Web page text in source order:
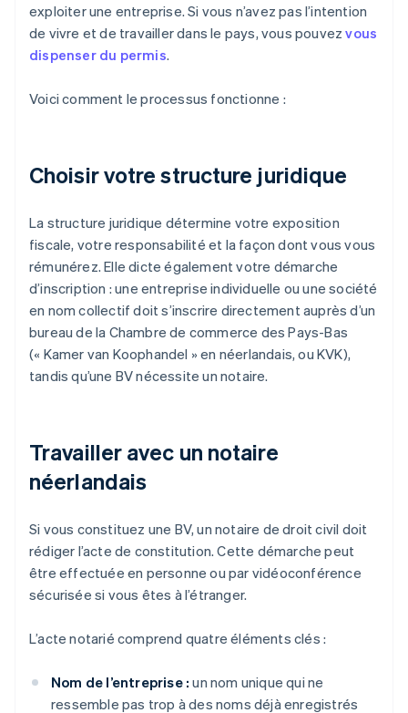
exploiter une entreprise. Si vous n’avez pas l’intention
de vivre et de travailler dans le pays, vous pouvezvous
dispenser du permis.
Voici comment le processus fonctionne :
Choisir votre structure juridique
La structure juridique détermine votre exposition
fiscale, votre responsabilité et la façon dont vous vous
rémunérez. Elle dicte également votre démarche
d’inscription : une entreprise individuelle ou une société
en nom collectif doit s’inscrire directement auprès d’un
bureau de la Chambre de commerce des Pays-Bas
(« Kamer van Koophandel » en néerlandais, ou KVK),
tandis qu’une BV nécessite un notaire.
Travailler avec un notaire
néerlandais
Si vous constituez une BV, un notaire de droit civil doit
rédiger l’acte de constitution. Cette démarche peut
être effectuée en personne ou par vidéoconférence
sécurisée si vous êtes à l’étranger.
L’acte notarié comprend quatre éléments clés :
Nom de l’entreprise : un nom unique qui ne
ressemble pas trop à des noms déjà enregistrés